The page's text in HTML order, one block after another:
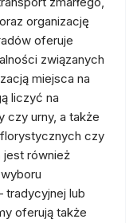
organizację
oferuje
związanych
miejsca na
liczyć na
czy urny, a także
czy
jest również
tradycyjnej lub
oferują także